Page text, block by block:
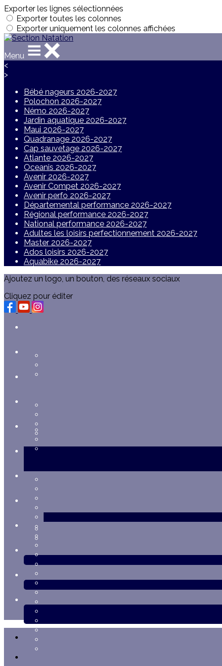
Exporter les lignes sélectionnées
Exporter toutes les colonnes
Exporter uniquement les colonnes affichées
Menu
<
>
Bébé nageurs 2026-2027
Polochon 2026-2027
Némo 2026-2027
Jardin aquatique 2026-2027
Maui 2026-2027
Quadranage 2026-2027
Cap sauvetage 2026-2027
Atlante 2026-2027
Oceanis 2026-2027
Avenir 2026-2027
Avenir Compet 2026-2027
Avenir perfo 2026-2027
Départemental performance 2026-2027
Régional performance 2026-2027
National performance 2026-2027
Adultes les loisirs perfectionnement 2026-2027
Master 2026-2027
Ados loisirs 2026-2027
Aquabike 2026-2027
Ajoutez un logo, un bouton, des réseaux sociaux
Cliquez pour éditer